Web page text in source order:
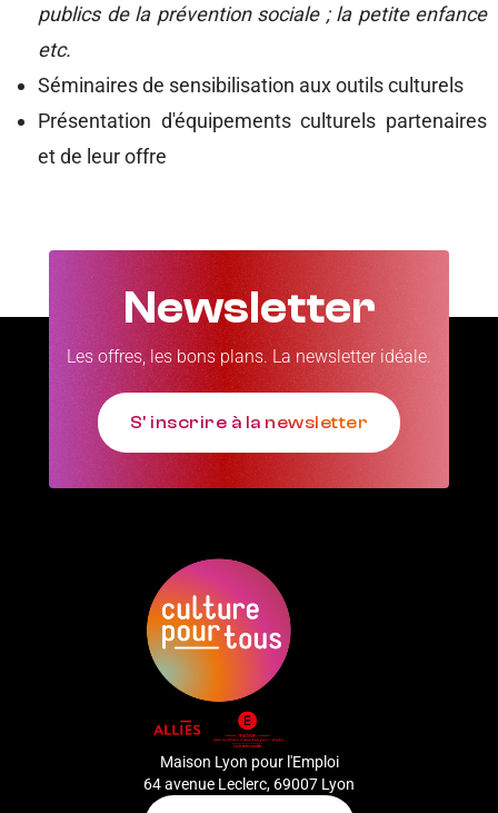
publics de la prévention sociale ; la petite enfance
etc.
Séminaires de sensibilisation aux outils culturels
Présentation d'équipements culturels partenaires
et de leur offre
Newsletter
Les offres, les bons plans. La newsletter idéale.
S' inscrire à la newsletter
Maison Lyon pour l'Emploi
64 avenue Leclerc, 69007 Lyon